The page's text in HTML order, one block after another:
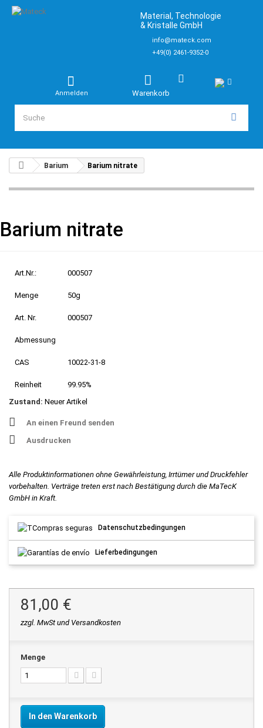
Material, Technologie
& Kristalle GmbH
info@mateck.com
+49(0) 2461-9352-0
Warenkorb
Anmelden
Barium Barium nitrate
Barium nitrate
Art.Nr.: 000507
Menge 50g
Art. Nr. 000507
Abmessung
CAS 10022-31-8
Reinheit
99.95%
Zustand: Neuer Artikel
An einen Freund senden
Ausdrucken
Alle Produktinformationen ohne Gewährleistung, Irrtümer und Druckfehler
vorbehalten. Verträge treten erst nach Bestätigung durch die MaTecK
GmbH in Kraft.
Datenschutzbedingungen
Lieferbedingungen
81,00 €
zzgl. MwSt und Versandkosten
Menge
In den Warenkorb